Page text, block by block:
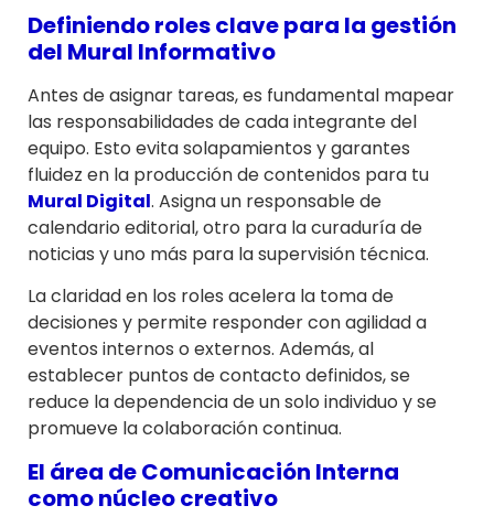
Definiendo roles clave para la gestión
del Mural Informativo
Antes de asignar tareas, es fundamental mapear
las responsabilidades de cada integrante del
equipo. Esto evita solapamientos y garantes
fluidez en la producción de contenidos para tu
Mural Digital. Asigna un responsable de
calendario editorial, otro para la curaduría de
noticias y uno más para la supervisión técnica.
La claridad en los roles acelera la toma de
decisiones y permite responder con agilidad a
eventos internos o externos. Además, al
establecer puntos de contacto definidos, se
reduce la dependencia de un solo individuo y se
promueve la colaboración continua.
El área de Comunicación Interna
como núcleo creativo